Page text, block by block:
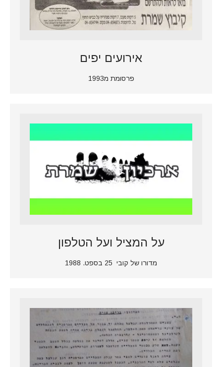
אירועים יפים
פרסומת מ1993
על המציל ועל הטלפון
מדורו של קובי 25 בספט. 1988